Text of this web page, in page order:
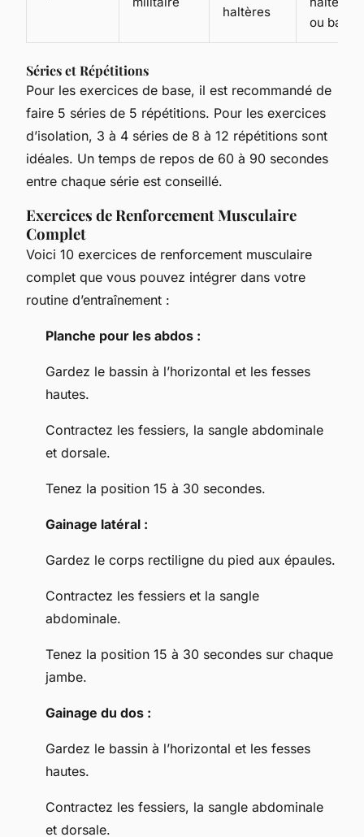
haltères
ou barre
Séries et Répétitions
Pour les exercices de base, il est recommandé de
faire 5 séries de 5 répétitions. Pour les exercices
d’isolation, 3 à 4 séries de 8 à 12 répétitions sont
idéales. Un temps de repos de 60 à 90 secondes
entre chaque série est conseillé.
Exercices de Renforcement Musculaire
Complet
Voici 10 exercices de renforcement musculaire
complet que vous pouvez intégrer dans votre
routine d’entraînement :
Planche pour les abdos :
Gardez le bassin à l’horizontal et les fesses
hautes.
Contractez les fessiers, la sangle abdominale
et dorsale.
Tenez la position 15 à 30 secondes.
Gainage latéral :
Gardez le corps rectiligne du pied aux épaules.
Contractez les fessiers et la sangle
abdominale.
Tenez la position 15 à 30 secondes sur chaque
jambe.
Gainage du dos :
Gardez le bassin à l’horizontal et les fesses
hautes.
Contractez les fessiers, la sangle abdominale
et dorsale.